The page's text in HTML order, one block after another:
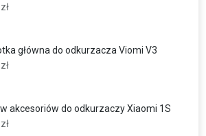
zł
główna do odkurzacza Viomi V3
zł
akcesoriów do odkurzaczy Xiaomi 1S
zł